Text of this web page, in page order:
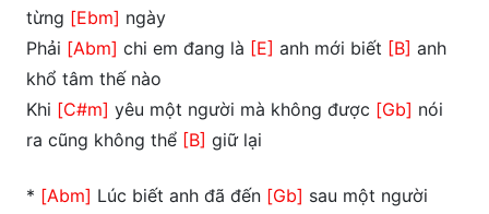
từng [Ebm] ngày
Phải [Abm] chi em đang là [E] anh mới biết [B] anh
khổ tâm thế nào
Khi [C#m] yêu một người mà không được [Gb] nói
ra cũng không thể [B] giữ lại
* [Abm] Lúc biết anh đã đến [Gb] sau một người